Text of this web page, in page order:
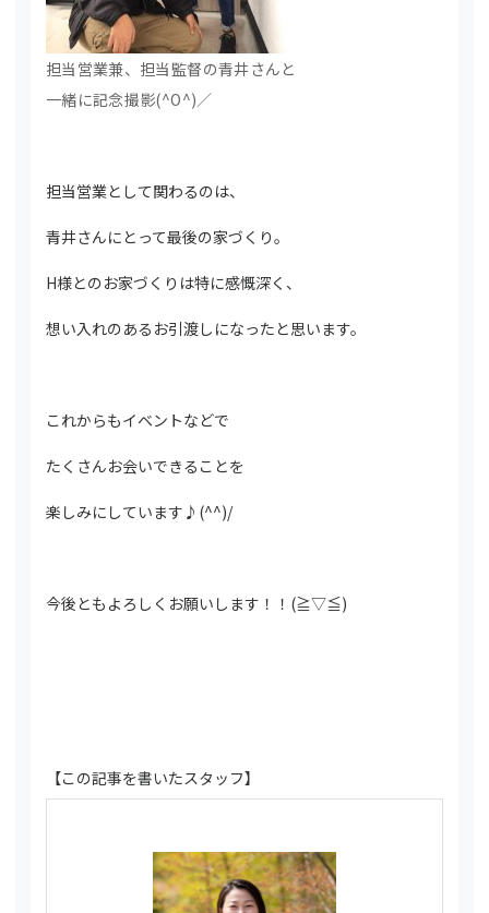
担当営業兼、担当監督の青井さんと
一緒に記念撮影(^O^)／
担当営業として関わるのは、
青井さんにとって最後の家づくり。
H様とのお家づくりは特に感慨深く、
想い入れのあるお引渡しになったと思います。
これからもイベントなどで
たくさんお会いできることを
楽しみにしています♪(^^)/
今後ともよろしくお願いします！！(≧▽≦)
【この記事を書いたスタッフ】